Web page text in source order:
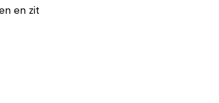
en zit